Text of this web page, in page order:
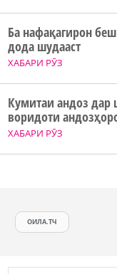
ХАБАРИ РӮЗ
Ба нафақагирон
дода шудааст
ХАБАРИ РӮЗ
Кумитаи андоз
воридоти
ОИЛА.ТЧ